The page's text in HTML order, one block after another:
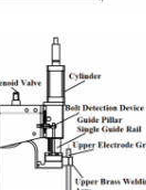
점 용접기